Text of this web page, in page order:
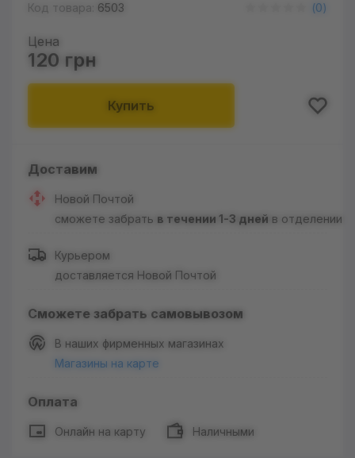
Код товара: 6503 (0)
Цена
120 грн
Купить
Доставим
Новой Почтой
сможете забрать в течении 1-3 дней в отделении
Курьером
доставляется Новой Почтой
Сможете забрать самовывозом
В наших фирменных магазинах
Магазины на карте
Оплата
Онлайн на карту Наличными